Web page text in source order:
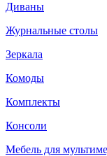
Диваны
Журнальные столы
Зеркала
Комоды
Комплекты
Консоли
Мебель для